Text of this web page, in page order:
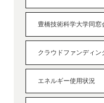
豊橋技術科学大学同窓
クラウドファンディン
エネルギー使用状況